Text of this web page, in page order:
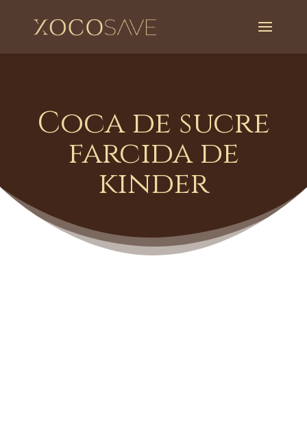
Coca de sucre
farcida de
kinder